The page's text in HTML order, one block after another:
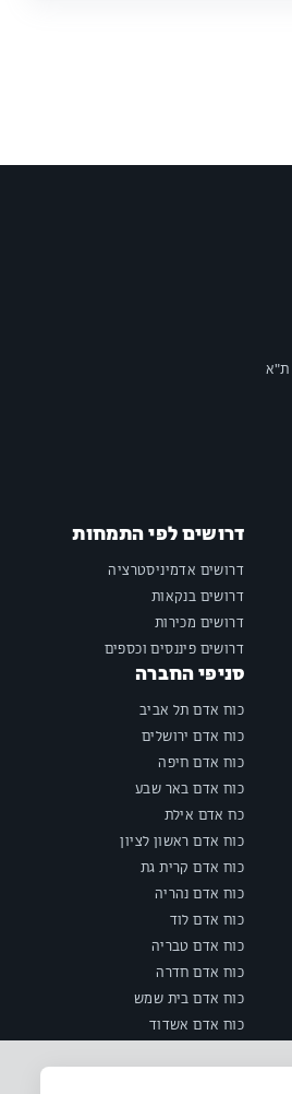
דרושים לפי התמחות
דרושים אדמיניסטרציה
דרושים בנקאות
דרושים מכירות
דרושים פיננסים וכספים
סניפי החברה
כוח אדם תל אביב
כוח אדם ירושלים
כוח אדם חיפה
כוח אדם באר שבע
כח אדם אילת
כוח אדם ראשון לציון
כוח אדם קרית גת
כוח אדם נהריה
כוח אדם לוד
כוח אדם טבריה
כוח אדם חדרה
כוח אדם בית שמש
כוח אדם אשדוד